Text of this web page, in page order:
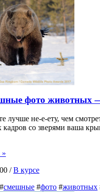
фото животных
лучше не-е-ету, чем
кадров со зверями ваша
»
/В курсе
#смешные #фото #животных